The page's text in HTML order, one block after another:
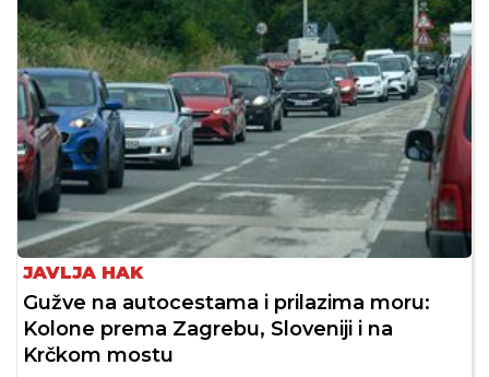
JAVLJA HAK
Gužve na autocestama i prilazima moru:
Kolone prema Zagrebu, Sloveniji i na
Krčkom mostu